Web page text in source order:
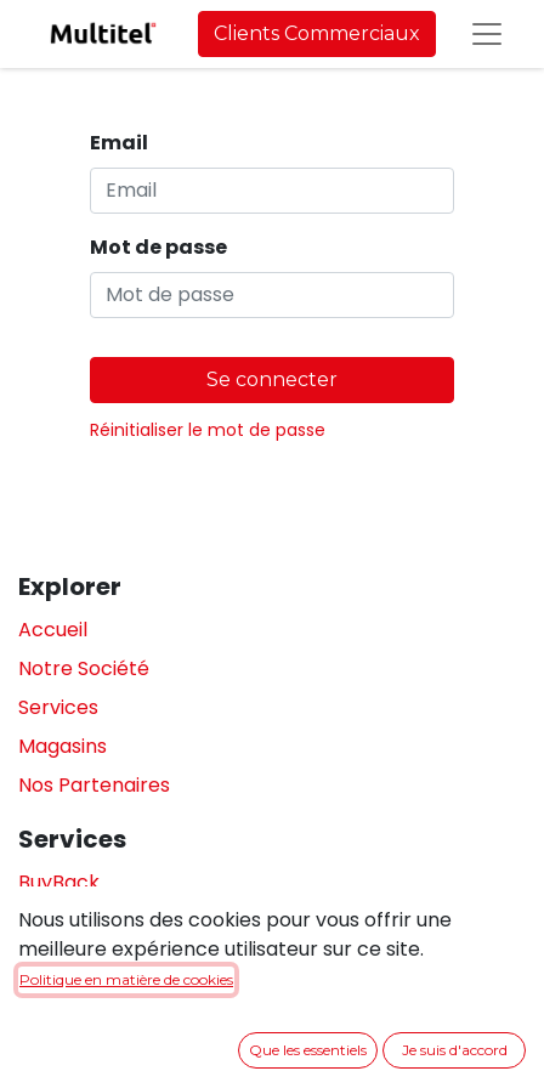
Clients Commerciaux
Email
Mot de passe
Se connecter
Réinitialiser le mot de passe
Explorer
Accueil
Notre Société
Services
Magasins
Nos Partenaires
Services
BuyBack
Assistance en magasin
Réparations
Politique de confidentialité
Nous utilisons des cookies pour vous offrir une
meilleure expérience utilisateur sur ce site.
Politique en matière de cookies
Que les essentiels Je suis d'accord